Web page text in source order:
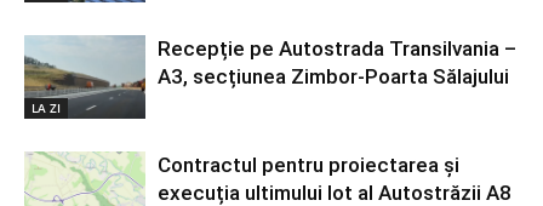
LA ZI
Recepție pe Autostrada Transilvania –
A3, secțiunea Zimbor-Poarta Sălajului
Contractul pentru proiectarea și
execuția ultimului lot al Autostrăzii A8